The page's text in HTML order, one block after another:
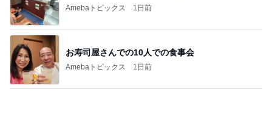
田中健 嬉しい島津亜矢の活躍
Amebaトピックス 1日前